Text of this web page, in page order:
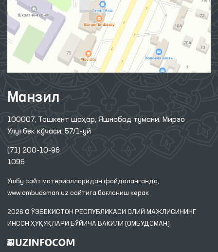
Манзил
100007, Тошкент шаҳар, Яшнобод тумани, Мирзо
Улуғбек кўчаси, 57/1-уй
(71) 200-10-96
1096
Ушбу сайт материалларидан фойдаланганда,
www.ombudsman.uz сайтига боғланиш керак
2026 © ЎЗБЕКИСТОН РЕСПУБЛИКАСИ ОЛИЙ МАЖЛИСИНИНГ
ИНСОН ҲУҚУҚЛАРИ БЎЙИЧА ВАКИЛИ (ОМБУДСМАН)